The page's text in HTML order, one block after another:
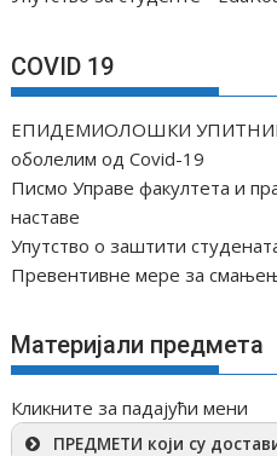
COVID 19
ЕПИДЕМИОЛОШКИ УПИТНИК
оболелим од Covid-19
Писмо Управе факултета и
наставе
Упутство о заштити
Превентивне мере за
Материјали предмета
Кликните за падајући мени
ПРЕДМЕТИ који су